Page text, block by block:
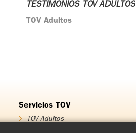
TESTIMONIOS TOV ADULTOS
TOV Adultos
Servicios TOV
TOV Adultos